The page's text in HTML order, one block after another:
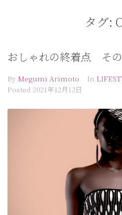
タグ:
おしゃれの終着点 そ
By Megumi Arimoto In
Posted 2021年12月12日